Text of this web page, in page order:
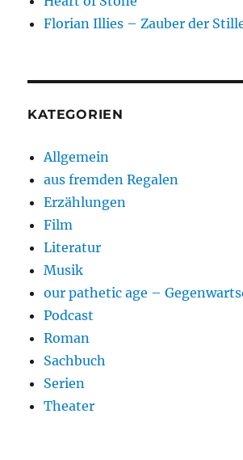
Florian Illies – Zauber der
KATEGORIEN
Allgemein
aus fremden Regalen
Erzählungen
Film
Literatur
Musik
our pathetic age –
Podcast
Roman
Sachbuch
Serien
Theater